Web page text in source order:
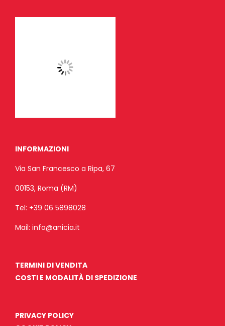
INFORMAZIONI
Via San Francesco a Ripa, 67
00153, Roma (RM)
Tel: +39 06 5898028
Mail: info@anicia.it
TERMINI DI VENDITA
COSTI E MODALITÀ DI SPEDIZIONE
PRIVACY POLICY